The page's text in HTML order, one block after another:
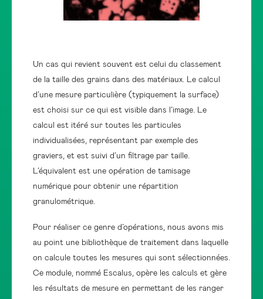
Un cas qui revient souvent est celui du classement
de la taille des grains dans des matériaux. Le calcul
d’une mesure particulière (typiquement la surface)
est choisi sur ce qui est visible dans l’image. Le
calcul est itéré sur toutes les particules
individualisées, représentant par exemple des
graviers, et est suivi d’un filtrage par taille.
L’équivalent est une opération de tamisage
numérique pour obtenir une répartition
granulométrique.
Pour réaliser ce genre d’opérations, nous avons mis
au point une bibliothèque de traitement dans laquelle
on calcule toutes les mesures qui sont sélectionnées.
Ce module, nommé Escalus, opère les calculs et gère
les résultats de mesure en permettant de les ranger